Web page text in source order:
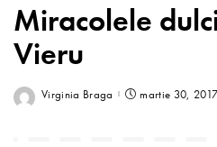
Miracolele
Vieru
Virginia Braga martie 30, 2017